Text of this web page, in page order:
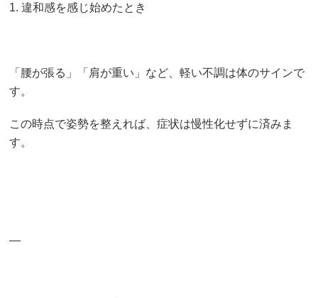
1. 違和感を感じ始めたとき
「腰が張る」「肩が重い」など、軽い不調は体のサインで
す。
この時点で姿勢を整えれば、症状は慢性化せずに済みま
す。
—